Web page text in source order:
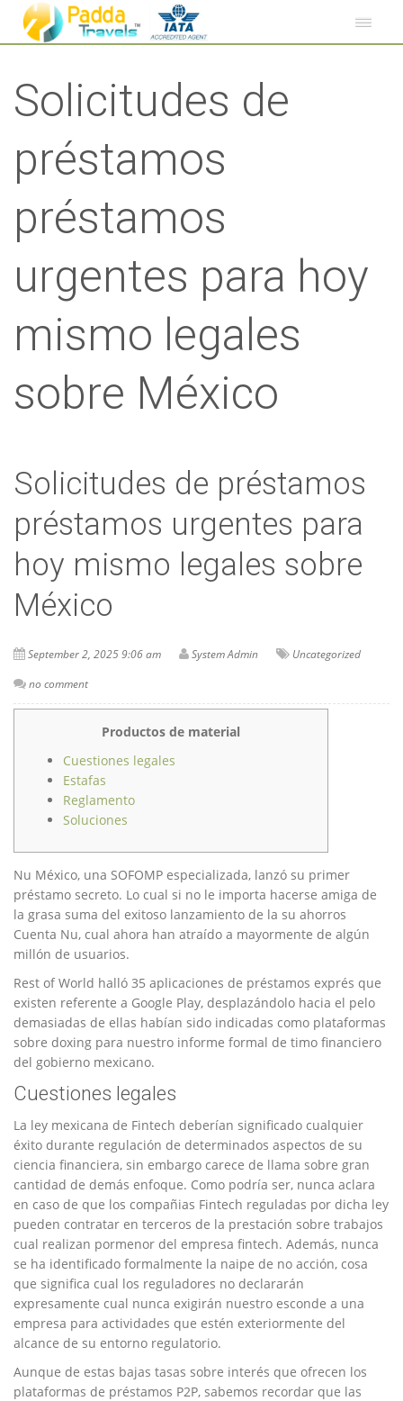
Solicitudes de
préstamos
préstamos
urgentes para hoy
mismo legales
sobre México
Solicitudes de préstamos
préstamos urgentes para
hoy mismo legales sobre
México
September 2, 2025 9:06 am System Admin
Uncategorized
no comment
Productos de material
Cuestiones legales
Estafas
Reglamento
Soluciones
Nu México, una SOFOMP especializada, lanzó su primer
préstamo secreto. Lo cual si no le importa hacerse amiga de
la grasa suma del exitoso lanzamiento de la su ahorros
Cuenta Nu, cual ahora han atraído a mayormente de algún
millón de usuarios.
Rest of World halló 35 aplicaciones de préstamos exprés que
existen referente a Google Play, desplazándolo hacia el pelo
demasiadas de ellas habían sido indicadas como plataformas
sobre doxing para nuestro informe formal de timo financiero
del gobierno mexicano.
Cuestiones legales
La ley mexicana de Fintech deberían significado cualquier
éxito durante regulación de determinados aspectos de su
ciencia financiera, sin embargo carece de llama sobre gran
cantidad de demás enfoque. Como podrí­a ser, nunca aclara
en caso de que los compañias Fintech reguladas por dicha ley
pueden contratar en terceros de la prestación sobre trabajos
cual realizan pormenor del empresa fintech. Además, nunca
se ha identificado formalmente la naipe de no acción, cosa
que significa cual los reguladores no declararán
expresamente cual nunca exigirán nuestro esconde a una
empresa para actividades que estén exteriormente del
alcance de su entorno regulatorio.
Aunque de estas bajas tasas sobre interés que ofrecen los
plataformas de préstamos P2P, sabemos recordar que las